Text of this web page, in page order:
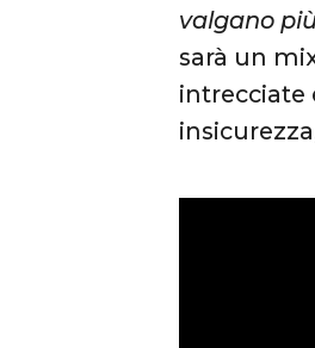
valgano
sarà un
intrecciate